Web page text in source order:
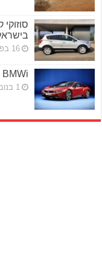
בישראל
16 בפברואר 2017
BMWi השקת הכוח של המחר
1 בנובמבר 2016